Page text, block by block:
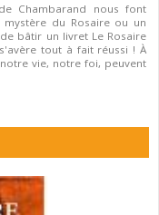
Chambarand nous font
du Rosaire ou un
bâtir un livret Le Rosaire
tout à fait réussi ! À
vie, notre foi, peuvent